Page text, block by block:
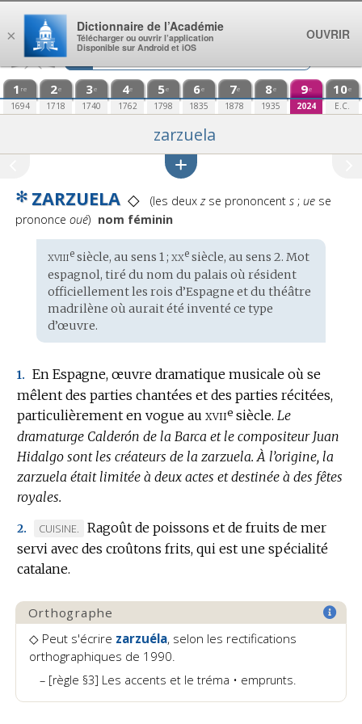
Aller au contenu
1 re
1694
2e
1718
3e
1740
4e
1762
5e
1798
6e
1835
7e
1878
8e
1935
9e
2024
10e
E.C.
zarzuela
✻ ZARZUELA ◇
Prononciation
:
(les deux zse prononcent s; uese
prononce oué) nom féminin
Étymologie
:
xviiiesiècle, au sens 1 ; xxesiècle, au sens 2. Mot
espagnol, tiré du nom du palais où résident
officiellement les rois d’Espagne et du théâtre
madrilène où aurait été inventé ce type
d’œuvre.
1. En Espagne, œuvre dramatique musicale où se
mêlent des parties chantées et des parties récitées,
particulièrement en vogue au xviiesiècle. Le
dramaturge Calderón de la Barca et le compositeur Juan
Hidalgo sont les créateurs de la zarzuela. À l’origine, la
zarzuela était limitée à deux actes et destinée à des fêtes
royales.
2.
MARQUE
DE
DOMAINE
CUISINE.
Ragoût de poissons et de fruits de mer
servi avec des croûtons frits, qui est une spécialité
catalane.
Orthographe
◇ Peut s'écrire zarzuéla, selon les rectifications
orthographiques de 1990.
[règle §3] Les accents et le tréma • emprunts.
×
Dictionnaire de l’Académie
Télécharger ou ouvrir l’application
Disponible sur Android et iOS
OUVRIR